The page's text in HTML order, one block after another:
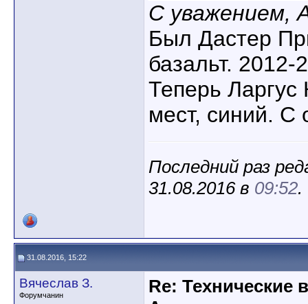
С уважением,
Был Дастер
базальт. 2012-
Теперь Ларгус
мест, синий. С
Последний раз
31.08.2016 в 09:52.
31.08.2016, 15:22
Вячеслав З.
Форумчанин
Re: Технические